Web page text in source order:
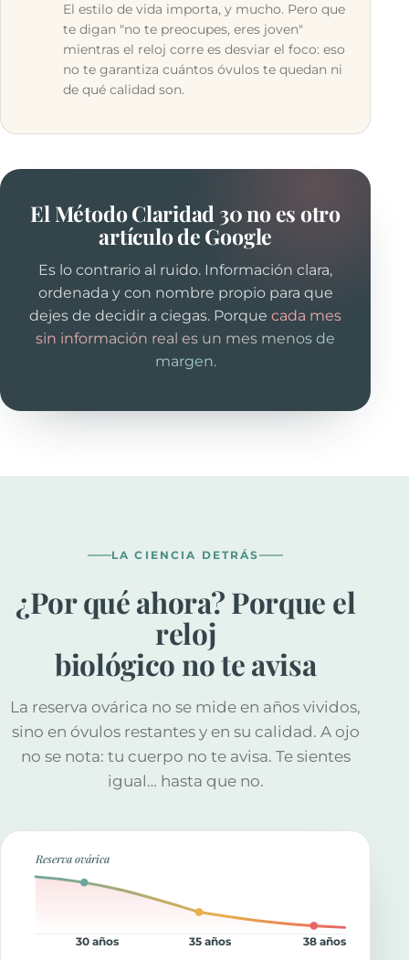
El estilo de vida importa, y mucho. Pero que
te digan "no te preocupes, eres joven"
mientras el reloj corre es desviar el foco: eso
no te garantiza cuántos óvulos te quedan ni
de qué calidad son.
El Método Claridad 30 no es otro
artículo de Google
Es lo contrario al ruido. Información clara,
ordenada y con nombre propio para que
dejes de decidir a ciegas. Porquecada mes
sin información real es un mes menos de
margen.
LA CIENCIA DETRÁS
¿Por qué ahora? Porque el
reloj
biológico no te avisa
La reserva ovárica no se mide en años vividos,
sino en óvulos restantes y en su calidad. A ojo
no se nota: tu cuerpo no te avisa. Te sientes
igual… hasta que no.
30 años 35 años 38 años
Reserva ovárica